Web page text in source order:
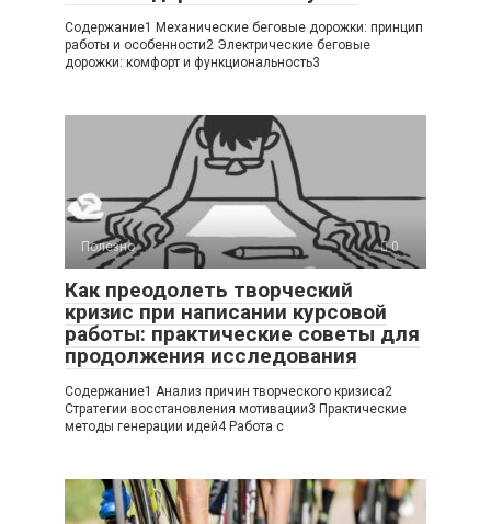
Содержание1 Механические беговые дорожки: принцип
работы и особенности2 Электрические беговые
дорожки: комфорт и функциональность3
Полезно 0
Как преодолеть творческий
кризис при написании курсовой
работы: практические советы для
продолжения исследования
Содержание1 Анализ причин творческого кризиса2
Стратегии восстановления мотивации3 Практические
методы генерации идей4 Работа с